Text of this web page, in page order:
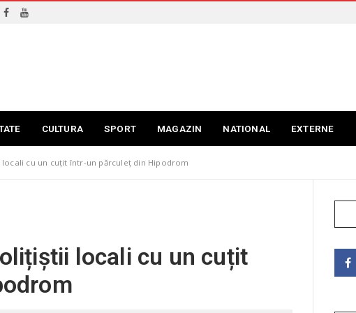
CULTURA SPORT MAGAZIN NATIONAL EXTERNE
cu un cuțit într-un părculeț din Hipodrom
locali cu un cuțit